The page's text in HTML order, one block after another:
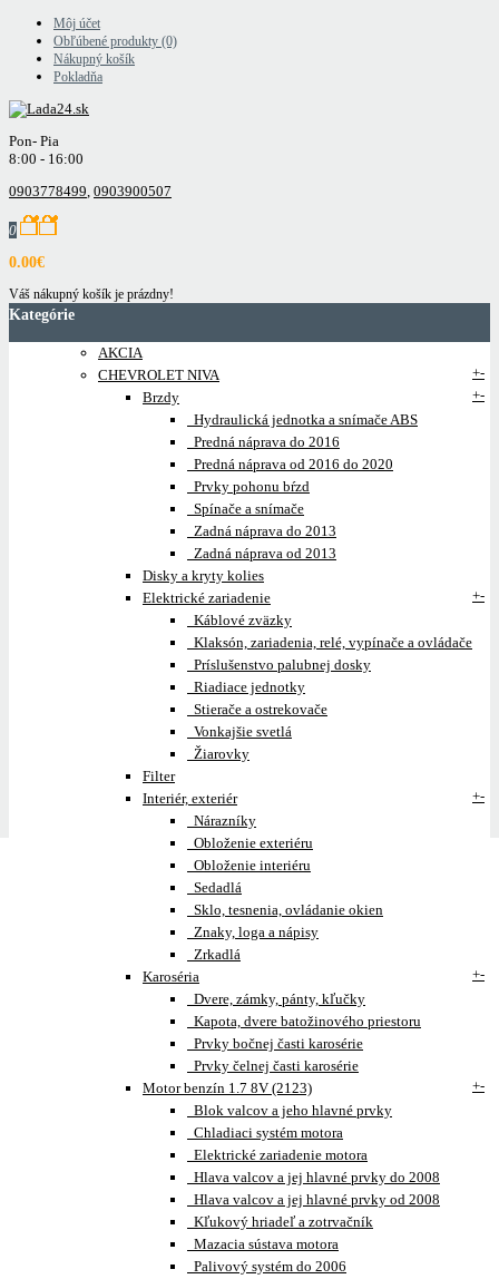
Môj účet
Obľúbené produkty (0)
Nákupný košík
Pokladňa
Pon- Pia
8:00 - 16:00
0903778499, 0903900507
0
0.00€
Váš nákupný košík je prázdny!
Kategórie
AKCIA
CHEVROLET NIVA
+-
Brzdy
+-
Hydraulická jednotka a snímače ABS
Predná náprava do 2016
Predná náprava od 2016 do 2020
Prvky pohonu bŕzd
Spínače a snímače
Zadná náprava do 2013
Zadná náprava od 2013
Disky a kryty kolies
Elektrické zariadenie
+-
Káblové zväzky
Klaksón, zariadenia, relé, vypínače a ovládače
Príslušenstvo palubnej dosky
Riadiace jednotky
Stierače a ostrekovače
Vonkajšie svetlá
Žiarovky
Filter
Interiér, exteriér
+-
Nárazníky
Obloženie exteriéru
Obloženie interiéru
Sedadlá
Sklo, tesnenia, ovládanie okien
Znaky, loga a nápisy
Zrkadlá
Karoséria
+-
Dvere, zámky, pánty, kľučky
Kapota, dvere batožinového priestoru
Prvky bočnej časti karosérie
Prvky čelnej časti karosérie
Motor benzín 1.7 8V (2123)
+-
Blok valcov a jeho hlavné prvky
Chladiaci systém motora
Elektrické zariadenie motora
Hlava valcov a jej hlavné prvky do 2008
Hlava valcov a jej hlavné prvky od 2008
Kľukový hriadeľ a zotrvačník
Mazacia sústava motora
Palivový systém do 2006